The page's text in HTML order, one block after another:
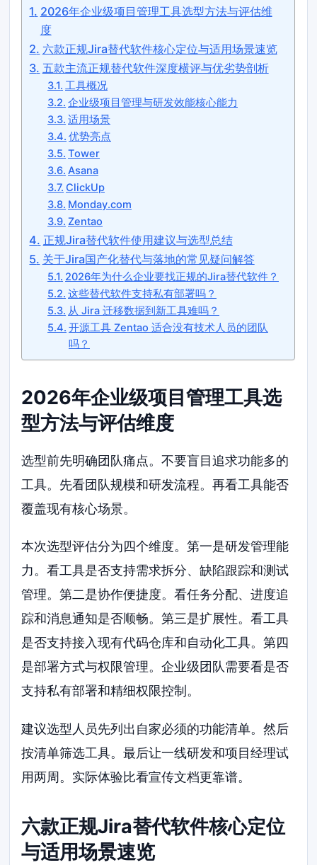
2026年企业级项目管理工具选型方法与评估维
度
六款正规Jira替代软件核心定位与适用场景速览
五款主流正规替代软件深度横评与优劣势剖析
工具概况
企业级项目管理与研发效能核心能力
适用场景
优势亮点
Tower
Asana
ClickUp
Monday.com
Zentao
正规Jira替代软件使用建议与选型总结
关于Jira国产化替代与落地的常见疑问解答
2026年为什么企业要找正规的Jira替代软件？
这些替代软件支持私有部署吗？
从 Jira 迁移数据到新工具难吗？
开源工具 Zentao 适合没有技术人员的团队
吗？
2026年企业级项目管理工具选
型方法与评估维度
选型前先明确团队痛点。不要盲目追求功能多的
工具。先看团队规模和研发流程。再看工具能否
覆盖现有核心场景。
本次选型评估分为四个维度。第一是研发管理能
力。看工具是否支持需求拆分、缺陷跟踪和测试
管理。第二是协作便捷度。看任务分配、进度追
踪和消息通知是否顺畅。第三是扩展性。看工具
是否支持接入现有代码仓库和自动化工具。第四
是部署方式与权限管理。企业级团队需要看是否
支持私有部署和精细权限控制。
建议选型人员先列出自家必须的功能清单。然后
按清单筛选工具。最后让一线研发和项目经理试
用两周。实际体验比看宣传文档更靠谱。
六款正规Jira替代软件核心定位
与适用场景速览